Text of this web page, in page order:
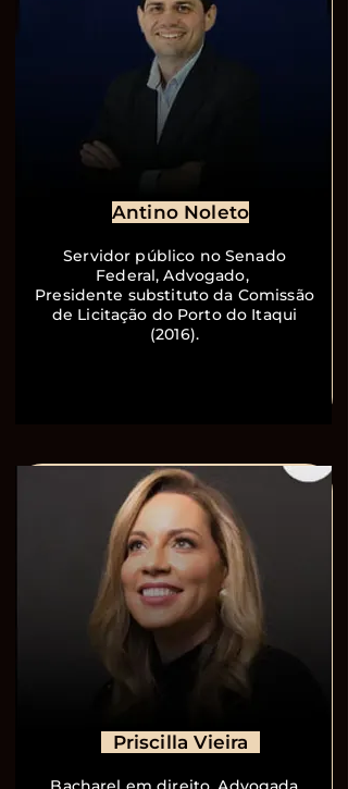
Antino Noleto
Servidor público no Senado
Federal, Advogado,
Presidente substituto da Comissão
de Licitação do Porto do Itaqui
(2016).
Priscilla Vieira